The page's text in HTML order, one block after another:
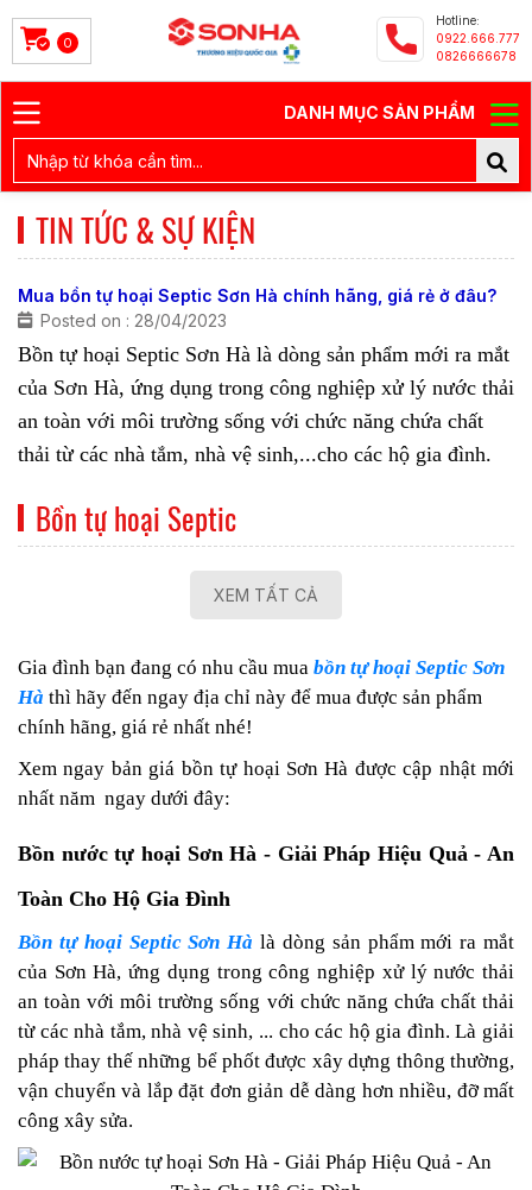
0
Hotline:
0922.666.777
0826666678
DANH MỤC SẢN PHẨM
TIN TỨC & SỰ KIỆN
Mua bồn tự hoại Septic Sơn Hà chính hãng, giá rẻ ở đâu?
Posted on : 28/04/2023
Bồn tự hoại Septic Sơn Hà là dòng sản phẩm mới ra mắt
của Sơn Hà, ứng dụng trong công nghiệp xử lý nước thải
an toàn với môi trường sống với chức năng chứa chất
thải từ các nhà tắm, nhà vệ sinh,...cho các hộ gia đình.
Bồn tự hoại Septic
XEM TẤT CẢ
Gia đình bạn đang có nhu cầu mua bồn tự hoại Septic Sơn
Hà thì hãy đến ngay địa chỉ này để mua được sản phẩm
chính hãng, giá rẻ nhất nhé!
Xem ngay bản giá bồn tự hoại Sơn Hà được cập nhật mới
nhất năm ngay dưới đây:
Bồn nước tự hoại Sơn Hà - Giải Pháp Hiệu Quả - An
Toàn Cho Hộ Gia Đình
Bồn tự hoại Septic Sơn Hà là dòng sản phẩm mới ra mắt
của Sơn Hà, ứng dụng trong công nghiệp xử lý nước thải
an toàn với môi trường sống với chức năng chứa chất thải
từ các nhà tắm, nhà vệ sinh, ... cho các hộ gia đình. Là giải
pháp thay thế những bể phốt được xây dựng thông thường,
vận chuyển và lắp đặt đơn giản dễ dàng hơn nhiều, đỡ mất
công xây sửa.